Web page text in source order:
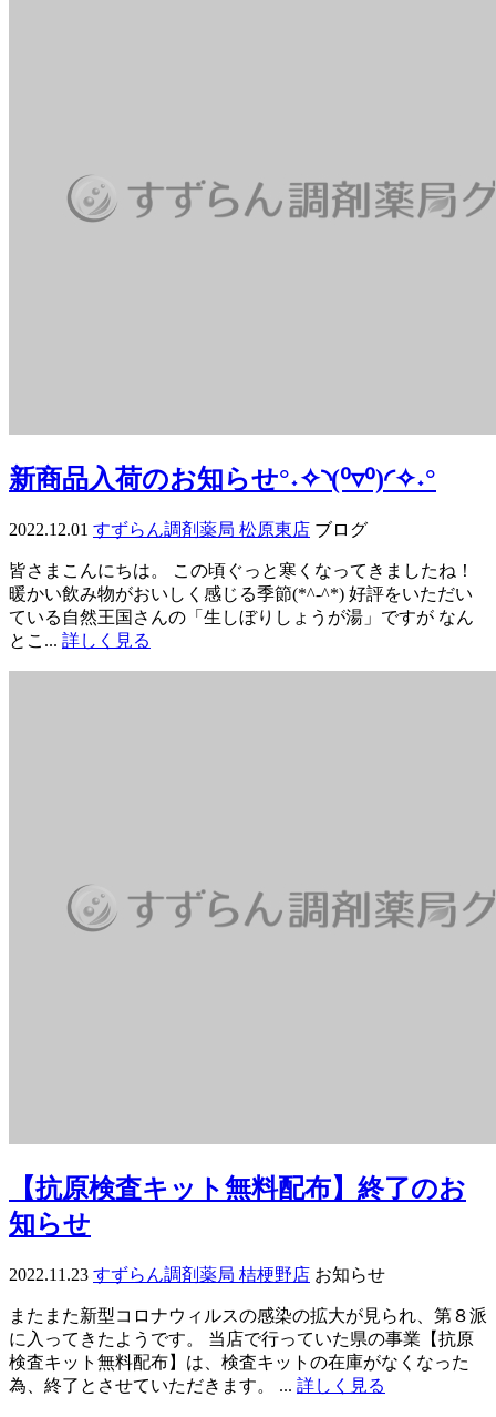
新商品入荷のお知らせ°˖✧◝(⁰▿⁰)◜✧˖°
2022.12.01 すずらん調剤薬局 松原東店 ブログ
皆さまこんにちは。 この頃ぐっと寒くなってきましたね！
暖かい飲み物がおいしく感じる季節(*^-^*) 好評をいただい
ている自然王国さんの「生しぼりしょうが湯」ですが なん
とこ... 詳しく見る
【抗原検査キット無料配布】終了のお
知らせ
2022.11.23 すずらん調剤薬局 桔梗野店 お知らせ
またまた新型コロナウィルスの感染の拡大が見られ、第８派
に入ってきたようです。 当店で行っていた県の事業【抗原
検査キット無料配布】は、検査キットの在庫がなくなった
為、終了とさせていただきます。 ... 詳しく見る